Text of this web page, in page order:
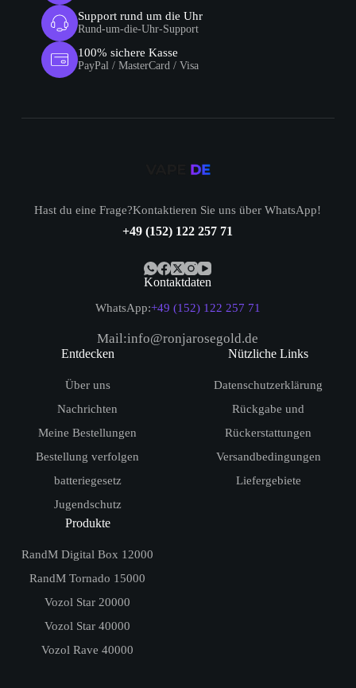
Support rund um die Uhr
Rund-um-die-Uhr-Support
100% sichere Kasse
PayPal / MasterCard / Visa
Hast du eine Frage?Kontaktieren Sie uns über WhatsApp!
+49 (152) 122 257 71
Kontaktdaten
WhatsApp:+49 (152) 122 257 71
Mail:info@ronjarosegold.de
Entdecken
Über uns
Nachrichten
Meine Bestellungen
Bestellung verfolgen
batteriegesetz
Jugendschutz
Nützliche Links
Datenschutzerklärung
Rückgabe und
Rückerstattungen
Versandbedingungen
Liefergebiete
Produkte
RandM Digital Box 12000
RandM Tornado 15000
Vozol Star 20000
Vozol Star 40000
Vozol Rave 40000